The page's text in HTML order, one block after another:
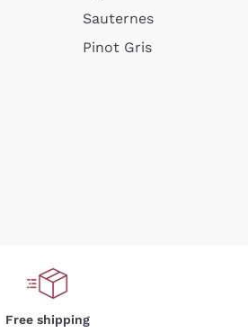
Sauternes
Pinot Gris
Free shipping